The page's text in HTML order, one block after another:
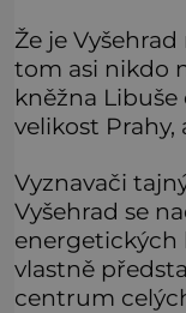
Že je
tom asi nikdo
kněžna
velikost Prahy,
Vyznavači
Vyšehrad se
energetických
vlastně
centrum